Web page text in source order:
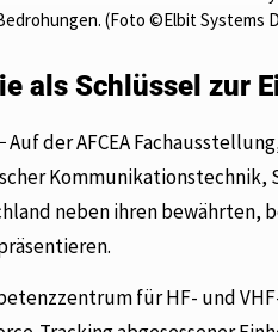
(Foto ©Elbit Systems
als Schlüssel zur
− Auf der AFCEA
Kommunikationstechnik,
neben ihren bewährten,
für HF- und